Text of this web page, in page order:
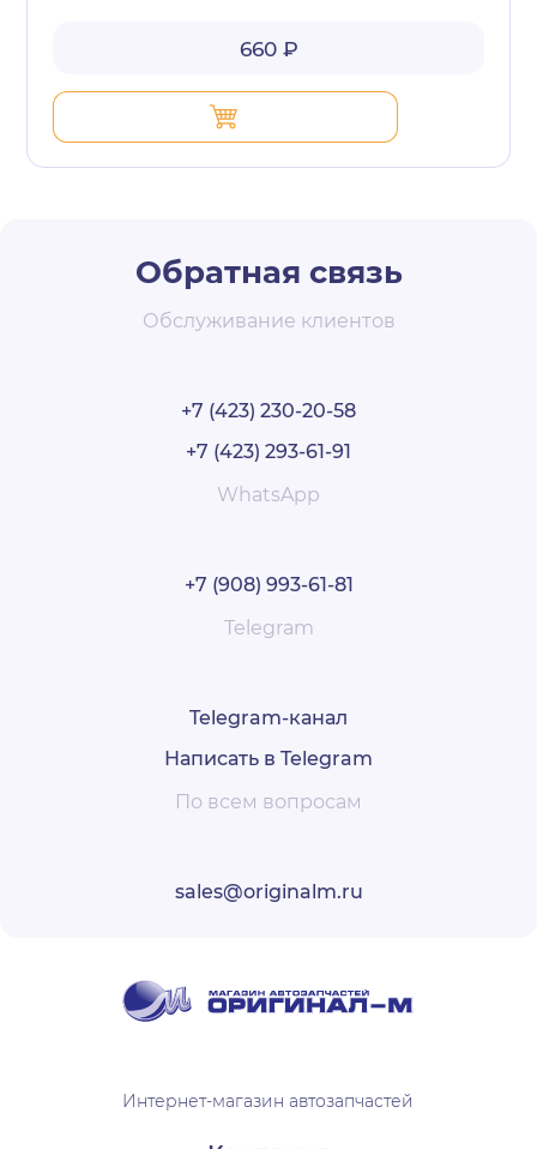
660 ₽
Обратная связь
Обслуживание клиентов
+7 (423) 230-20-58
+7 (423) 293-61-91
WhatsApp
+7 (908) 993-61-81
Telegram
Telegram-канал
Написать в Telegram
По всем вопросам
sales@originalm.ru
Интернет-магазин автозапчастей